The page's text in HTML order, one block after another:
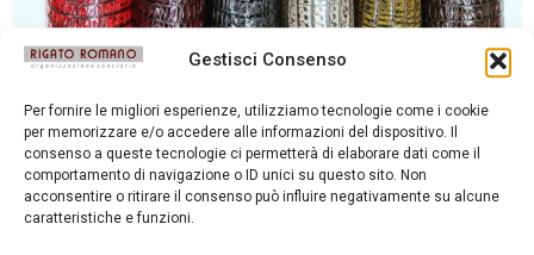
Gestisci Consenso
Per fornire le migliori esperienze, utilizziamo tecnologie come i cookie
per memorizzare e/o accedere alle informazioni del dispositivo. Il
consenso a queste tecnologie ci permetterà di elaborare dati come il
comportamento di navigazione o ID unici su questo sito. Non
acconsentire o ritirare il consenso può influire negativamente su alcune
caratteristiche e funzioni.